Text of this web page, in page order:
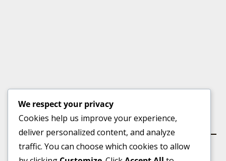
কার্যালয়
We respect your privacy
Cookies help us improve your experience,
deliver personalized content, and analyze
traffic. You can choose which cookies to allow